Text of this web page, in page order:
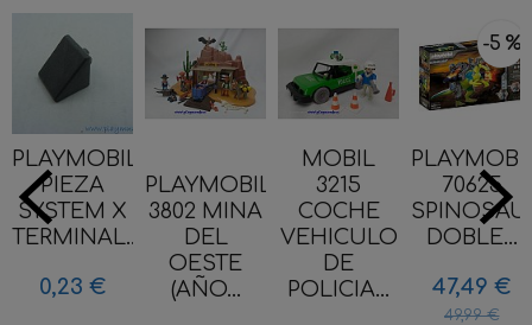
PLAYMOBIL
PIEZA
SYSTEM X
TERMINAL...
0,23 €
PLAYMOBIL
3802 MINA
DEL
OESTE
(AÑO...
MOBIL
3215
COCHE
VEHICULO
DE
POLICIA...
-5 %
70625
DOBLE...
47,49 €
49,99 €